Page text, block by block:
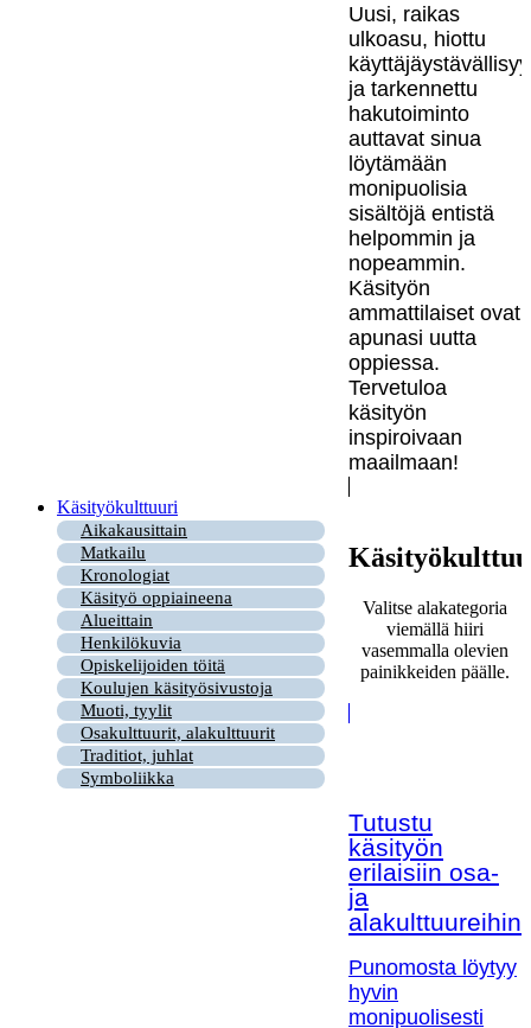
Uusi, raikas
ulkoasu, hiottu
ja tarkennettu
hakutoiminto
auttavat sinua
löytämään
monipuolisia
sisältöjä entistä
helpommin ja
nopeammin.
Käsityön
ammattilaiset ovat
apunasi uutta
oppiessa.
Tervetuloa
käsityön
inspiroivaan
maailmaan!
Käsityökulttuuri
Aikakausittain
Matkailu
Kronologiat
Käsityö oppiaineena
Alueittain
Henkilökuvia
Opiskelijoiden töitä
Koulujen käsityösivustoja
Muoti, tyylit
Osakulttuurit, alakulttuurit
Traditiot, juhlat
Symboliikka
Valitse alakategoria
viemällä hiiri
vasemmalla olevien
painikkeiden päälle.
Tutustu
käsityön
erilaisiin osa-
ja
alakulttuureihin!
Punomosta löytyy
hyvin
monipuolisesti